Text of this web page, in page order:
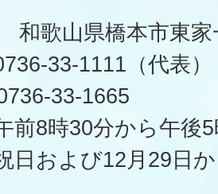
和歌山県橋本市東家
33-1111（代表）
33-1665
前8時30分から午後
日および12月29日